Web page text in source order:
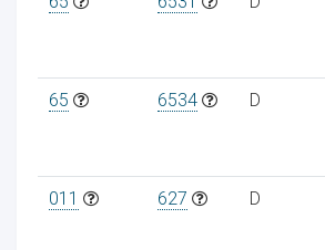
65 6534 D
011 627 D